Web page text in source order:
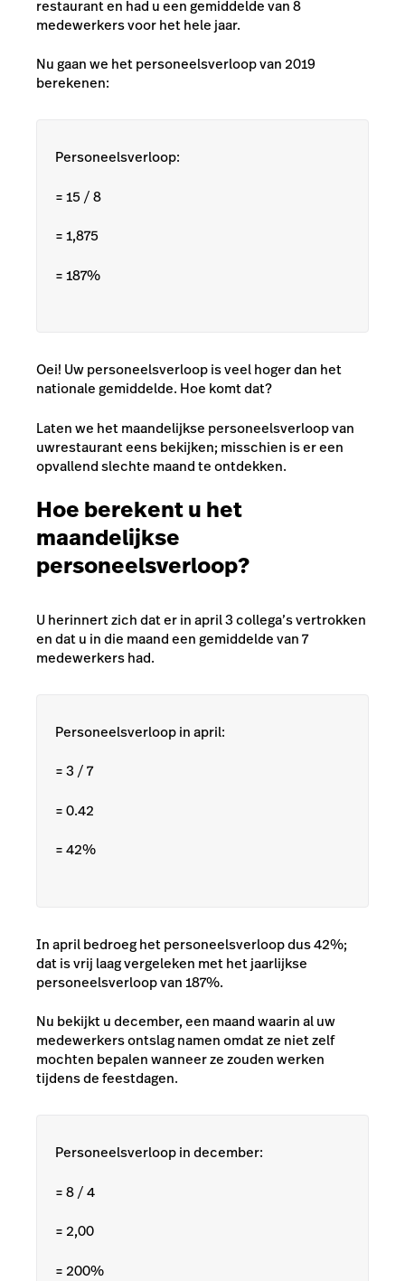
restaurant en had u een gemiddelde van 8
medewerkers voor het hele jaar.
Nu gaan we het personeelsverloop van 2019
berekenen:
Personeelsverloop:
= 15 / 8
= 1,875
=187%
Oei! Uw personeelsverloop is veel hoger dan het
nationale gemiddelde. Hoe komt dat?
Laten we het maandelijkse personeelsverloop van
uwrestaurant eens bekijken; misschien is er een
opvallend slechte maand te ontdekken.
Hoe berekent u het
maandelijkse
personeelsverloop?
U herinnert zich dat er in april 3 collega’s vertrokken
en dat u in die maand een gemiddelde van 7
medewerkers had.
Personeelsverloop in april:
= 3 / 7
= 0.42
=42%
In april bedroeg het personeelsverloop dus 42%;
dat is vrij laag vergeleken met het jaarlijkse
personeelsverloop van 187%.
Nu bekijkt u december, een maand waarin al uw
medewerkers ontslag namen omdat ze niet zelf
mochten bepalen wanneer ze zouden werken
tijdens de feestdagen.
Personeelsverloop in december:
= 8 / 4
= 2,00
= 200%